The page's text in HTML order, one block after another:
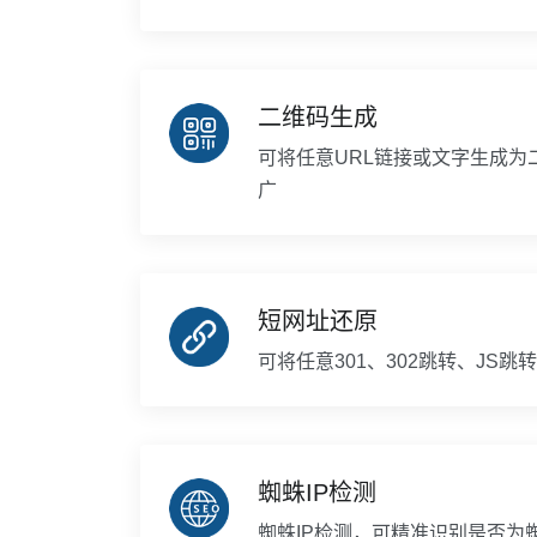
二维码生成
可将任意URL链接或文字生成为
广
短网址还原
可将任意301、302跳转、JS跳
蜘蛛IP检测
蜘蛛IP检测，可精准识别是否为